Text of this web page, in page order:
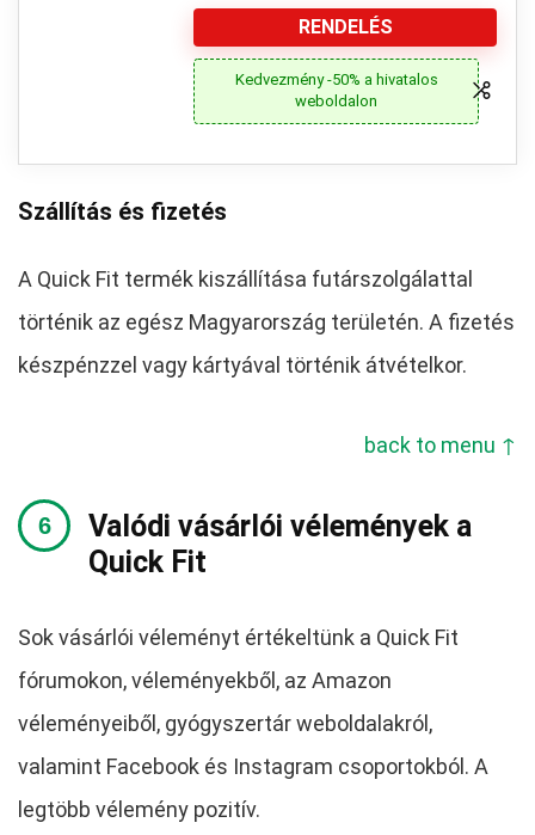
RENDELÉS
Kedvezmény -50% a hivatalos
weboldalon
Szállítás és fizetés
A Quick Fit termék kiszállítása futárszolgálattal
történik az egész Magyarország területén. A fizetés
készpénzzel vagy kártyával történik átvételkor.
back to menu ↑
Valódi vásárlói vélemények a
Quick Fit
Sok vásárlói véleményt értékeltünk a Quick Fit
fórumokon, véleményekből, az Amazon
véleményeiből, gyógyszertár weboldalakról,
valamint Facebook és Instagram csoportokból. A
legtöbb vélemény pozitív.